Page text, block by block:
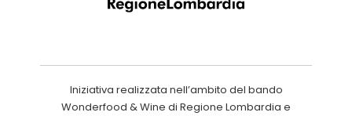
Iniziativa realizzata nell’ambito del bando
Wonderfood & Wine di Regione Lombardia e